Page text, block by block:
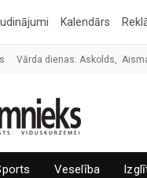
Kalendārs
Vārda dienas: Askolds,
Veselība